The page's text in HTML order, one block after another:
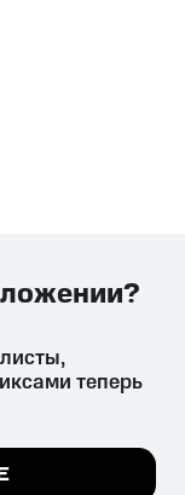
вред здоровью,
все
теперь